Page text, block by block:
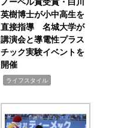
英樹博士が小中高生を
直接指導 名城大学が
講演会と導電性プラス
チック実験イベントを
開催
ライフスタイル